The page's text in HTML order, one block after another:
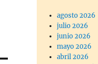
agosto 2026
julio 2026
junio 2026
mayo 2026
abril 2026